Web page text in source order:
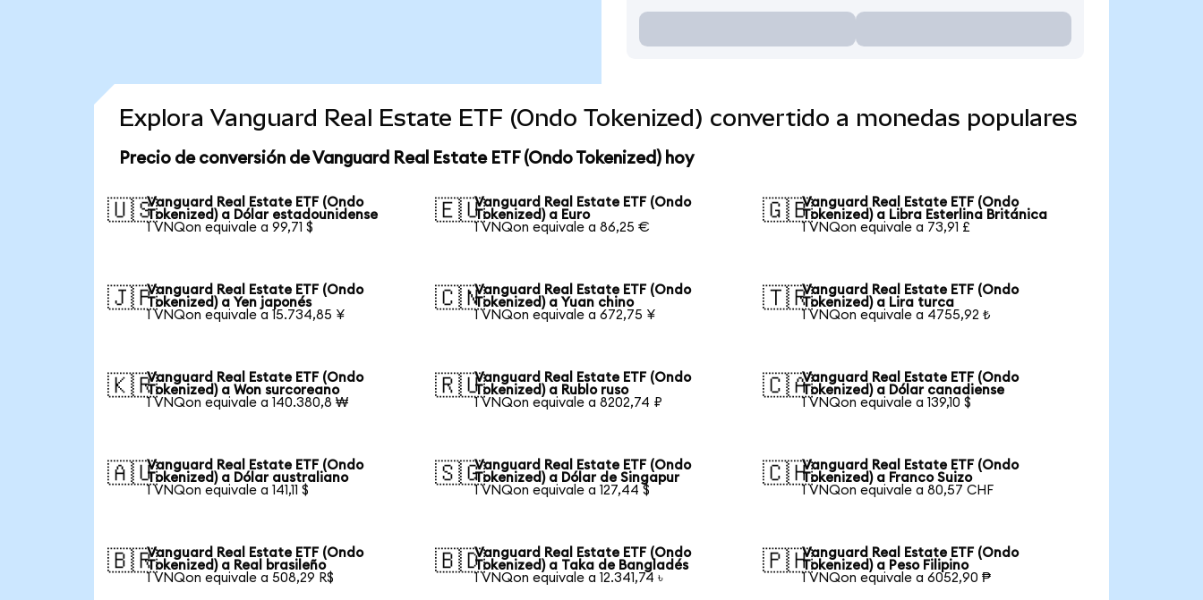
Explora Vanguard Real Estate ETF (Ondo Tokenized) convertido a monedas populares
Precio de conversión de Vanguard Real Estate ETF (Ondo Tokenized) hoy
🇺🇸Vanguard Real Estate ETF (Ondo
Tokenized) a Dólar estadounidense
1 VNQon equivale a 99,71 $
🇪🇺Vanguard Real Estate ETF (Ondo
Tokenized) a Euro
1 VNQon equivale a 86,25 €
🇬🇧Vanguard Real Estate ETF (Ondo
Tokenized) a Libra Esterlina Británica
1 VNQon equivale a 73,91 £
🇯🇵Vanguard Real Estate ETF (Ondo
Tokenized) a Yen japonés
1 VNQon equivale a 15.734,85 ¥
🇨🇳Vanguard Real Estate ETF (Ondo
Tokenized) a Yuan chino
1 VNQon equivale a 672,75 ¥
🇹🇷Vanguard Real Estate ETF (Ondo
Tokenized) a Lira turca
1 VNQon equivale a 4755,92 ₺
🇰🇷Vanguard Real Estate ETF (Ondo
Tokenized) a Won surcoreano
1 VNQon equivale a 140.380,8 ₩
🇷🇺Vanguard Real Estate ETF (Ondo
Tokenized) a Rublo ruso
1 VNQon equivale a 8202,74 ₽
🇨🇦Vanguard Real Estate ETF (Ondo
Tokenized) a Dólar canadiense
1 VNQon equivale a 139,10 $
🇦🇺Vanguard Real Estate ETF (Ondo
Tokenized) a Dólar australiano
1 VNQon equivale a 141,11 $
🇸🇬Vanguard Real Estate ETF (Ondo
Tokenized) a Dólar de Singapur
1 VNQon equivale a 127,44 $
🇨🇭Vanguard Real Estate ETF (Ondo
Tokenized) a Franco Suizo
1 VNQon equivale a 80,57 CHF
🇧🇷Vanguard Real Estate ETF (Ondo
Tokenized) a Real brasileño
1 VNQon equivale a 508,29 R$
🇧🇩Vanguard Real Estate ETF (Ondo
Tokenized) a Taka de Bangladés
1 VNQon equivale a 12.341,74 ৳
🇵🇭Vanguard Real Estate ETF (Ondo
Tokenized) a Peso Filipino
1 VNQon equivale a 6052,90 ₱